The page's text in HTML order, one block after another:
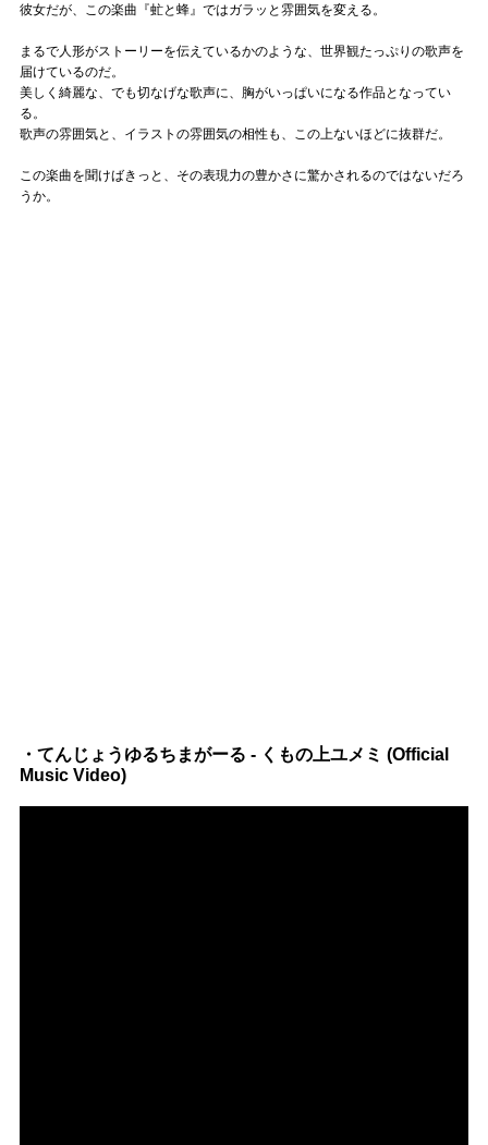
彼女だが、この楽曲『虻と蜂』ではガラッと雰囲気を変える。
まるで人形がストーリーを伝えているかのような、世界観たっぷりの歌声を
届けているのだ。
美しく綺麗な、でも切なげな歌声に、胸がいっぱいになる作品となってい
る。
歌声の雰囲気と、イラストの雰囲気の相性も、この上ないほどに抜群だ。
この楽曲を聞けばきっと、その表現力の豊かさに驚かされるのではないだろ
うか。
・てんじょうゆるちまがーる - くもの上ユメミ (Official
Music Video)